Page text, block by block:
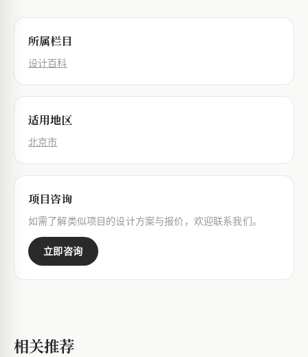
所属栏目
设计百科
适用地区
北京市
项目咨询
如需了解类似项目的设计方案与报价，欢迎联系我们。
立即咨询
相关推荐